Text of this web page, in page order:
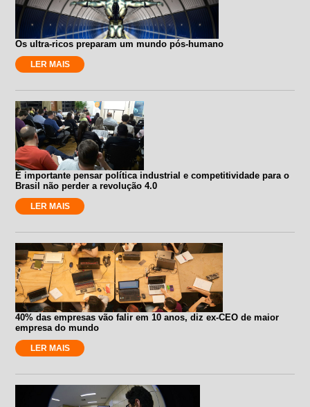
Os ultra-ricos preparam um mundo pós-humano
LER MAIS
É importante pensar política industrial e competitividade para o
Brasil não perder a revolução 4.0
LER MAIS
40% das empresas vão falir em 10 anos, diz ex-CEO de maior
empresa do mundo
LER MAIS